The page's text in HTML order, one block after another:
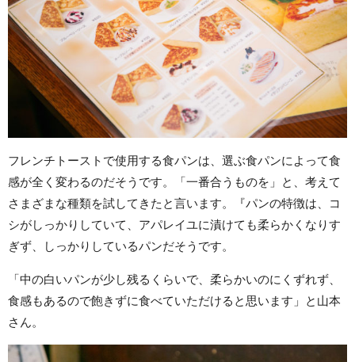
フレンチトーストで使用する食パンは、選ぶ食パンによって食
感が全く変わるのだそうです。「一番合うものを」と、考えて
さまざまな種類を試してきたと言います。『パンの特徴は、コ
シがしっかりしていて、アパレイユに漬けても柔らかくなりす
ぎず、しっかりしているパンだそうです。
「中の白いパンが少し残るくらいで、柔らかいのにくずれず、
食感もあるので飽きずに食べていただけると思います」と山本
さん。